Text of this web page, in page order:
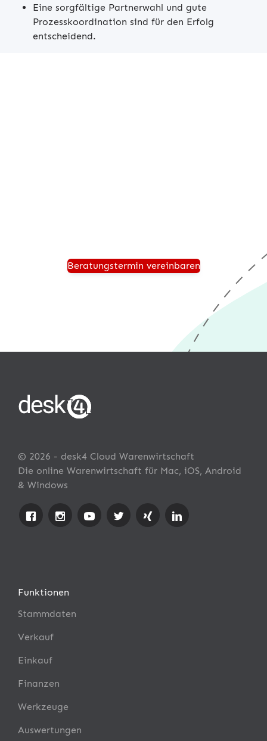
Eine sorgfältige Partnerwahl und gute
Prozesskoordination sind für den Erfolg
entscheidend.
Beratungstermin vereinbaren
© 2026 - desk4 Cloud Warenwirtschaft
Die online Warenwirtschaft für Mac, iOS, Android
& Windows
Funktionen
Stammdaten
Verkauf
Einkauf
Finanzen
Werkzeuge
Auswertungen